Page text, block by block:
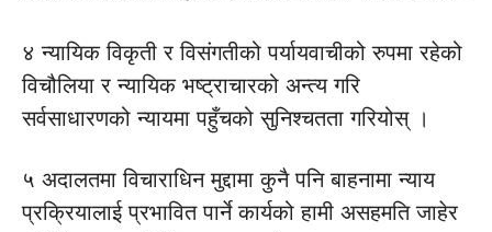
४ न्यायिक विकृती र विसंगतीको पर्यायवाचीको रुपमा रहेको
विचौलिया र न्यायिक भष्ट्राचारको अन्त्य गरि
सर्वसाधारणको न्यायमा पहुँचको सुनिश्चतता गरियोस् ।
५ अदालतमा विचाराधिन मुद्दामा कुनै पनि बाहनामा न्याय
प्रक्रियालाई प्रभावित पार्ने कार्यको हामी असहमति जाहेर